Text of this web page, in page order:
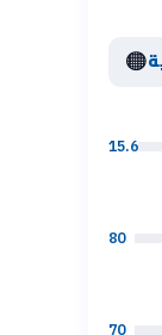
🟠
15.6
80
70